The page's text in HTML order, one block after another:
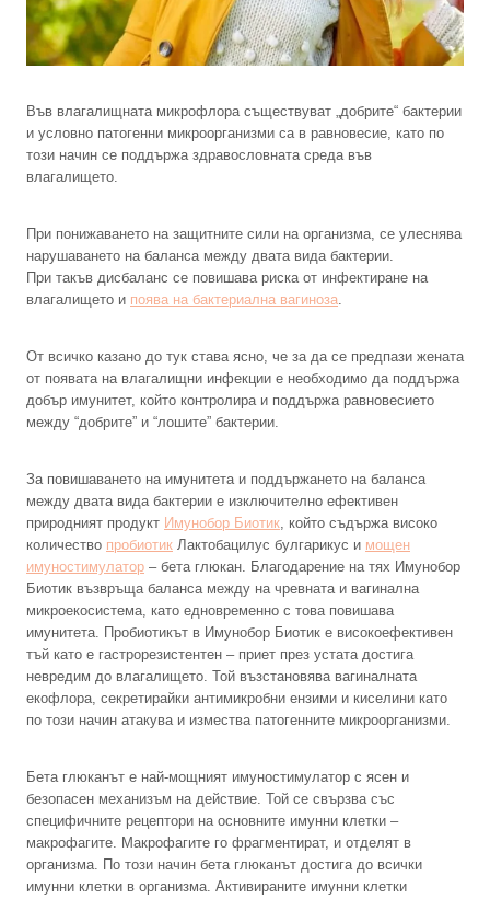
Във влагалищната микрофлора съществуват „добрите“ бактерии
и условно патогенни микроорганизми са в равновесие, като по
този начин се поддържа здравословната среда във
влагалището.
При понижаването на защитните сили на организма, се улеснява
нарушаването на баланса между двата вида бактерии.
При такъв дисбаланс се повишава риска от инфектиране на
влагалището и поява на бактериална вагиноза.
От всичко казано до тук става ясно, че за да се предпази жената
от появата на влагалищни инфекции е необходимо да поддържа
добър имунитет, който контролира и поддържа равновесието
между “добрите” и “лошите” бактерии.
За повишаването на имунитета и поддържането на баланса
между двата вида бактерии е изключително ефективен
природният продукт Имунобор Биотик, който съдържа високо
количество пробиотик Лактобацилус булгарикус и мощен
имуностимулатор – бета глюкан. Благодарение на тях Имунобор
Биотик възвръща баланса между на чревната и вагинална
микроекосистема, като едновременно с това повишава
имунитета. Пробиотикът в Имунобор Биотик е високоефективен
тъй като е гастрорезистентен – приет през устата достига
невредим до влагалището. Той възстановява вагиналната
екофлора, секретирайки антимикробни ензими и киселини като
по този начин атакува и измества патогенните микроорганизми.
Бета глюканът е най-мощният имуностимулатор с ясен и
безопасен механизъм на действие. Той се свързва със
специфичните рецептори на основните имунни клетки –
макрофагите. Макрофагите го фрагментират, и отделят в
организма. По този начин бета глюканът достига до всички
имунни клетки в организма. Активираните имунни клетки